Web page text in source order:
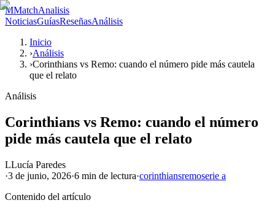
MMatchAnalisis
NoticiasGuíasReseñasAnálisis
Inicio
›Análisis
›Corinthians vs Remo: cuando el número pide más cautela
que el relato
Análisis
Corinthians vs Remo: cuando el número
pide más cautela que el relato
LLucía Paredes
·3 de junio, 2026·6 min de lectura·corinthiansremoserie a
Contenido del artículo